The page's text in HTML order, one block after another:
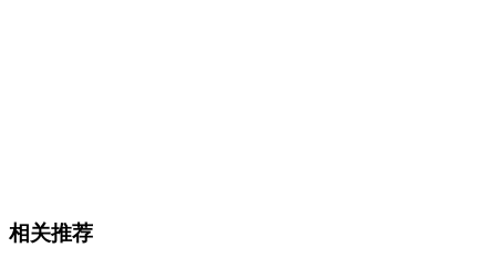
相关推荐